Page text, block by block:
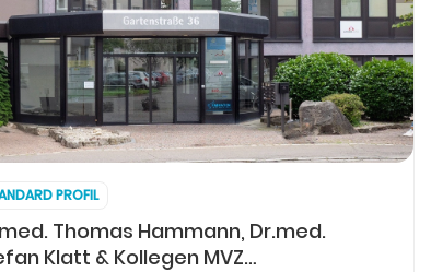
PROFIL
Thomas Hammann, Dr.med.
Klatt & Kollegen MVZ